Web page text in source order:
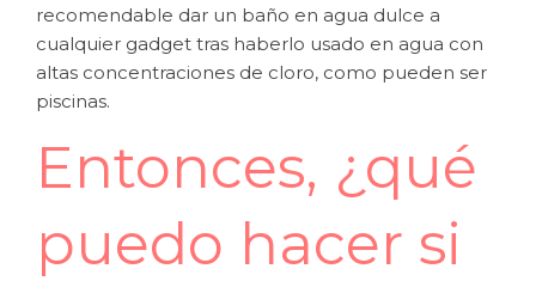
recomendable dar un baño en agua dulce a
cualquier gadget tras haberlo usado en agua con
altas concentraciones de cloro, como pueden ser
piscinas.
Entonces, ¿qué
puedo hacer si